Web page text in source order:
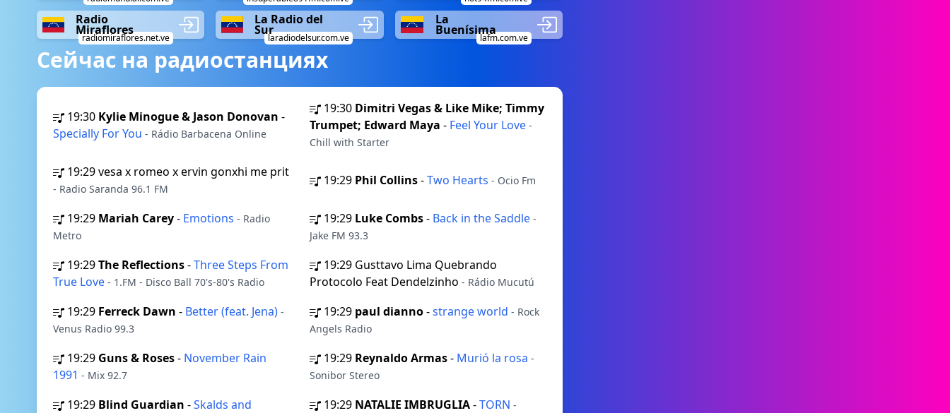
Radio
Miraflores
radiomiraflores.net.ve
La Radio del
Sur
laradiodelsur.com.ve
La
Buenísima
lafm.com.ve
Сейчас на радиостанциях
19:30 Kylie Minogue & Jason Donovan -
Specially For You - Rádio Barbacena Online
19:30 Dimitri Vegas & Like Mike; Timmy
Trumpet; Edward Maya - Feel Your Love -
Chill with Starter
19:29vesa x romeo x ervin gonxhi me prit
- Radio Saranda 96.1 FM
19:29 Phil Collins-Two Hearts - Ocio Fm
19:29 Mariah Carey- Emotions - Radio
Metro
19:29 Luke Combs- Back in the Saddle -
Jake FM 93.3
19:29The Reflections-Three Steps From
True Love - 1.FM - Disco Ball 70's-80's Radio
19:29 Gusttavo Lima Quebrando
Protocolo Feat Dendelzinho - Rádio Mucutú
19:29 Ferreck Dawn - Better (feat. Jena) -
Venus Radio 99.3
19:29 paul dianno-strange world - Rock
Angels Radio
19:29 Guns & Roses- November Rain
1991 - Mix 92.7
19:29 Reynaldo Armas- Murió la rosa -
Sonibor Stereo
19:29 Blind Guardian -Skalds and
19:29 NATALIE IMBRUGLIA-TORN -